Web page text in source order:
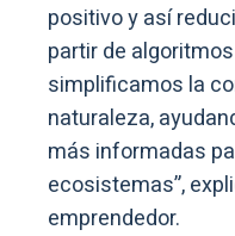
positivo y así
partir de
simplificamos la
naturaleza,
más informadas
ecosistemas”,
emprendedor.